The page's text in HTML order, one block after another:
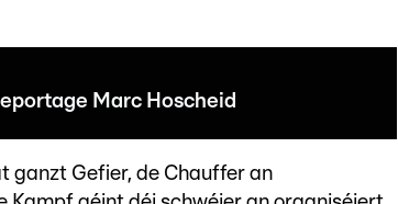
Marc Hoscheid
ganzt Gefier, de Chauffer an